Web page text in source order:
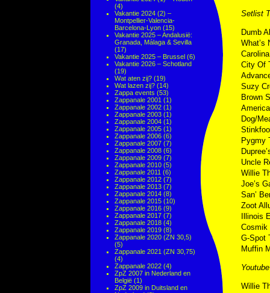
(4)
Vakantie 2024 (2) –
Montpellier-Valencia-
Barcelona-Lyon (15)
Vakantie 2025 – Andalusië:
Granada, Málaga & Sevilla
(17)
Vakantie 2025 – Brussel (6)
Vakantie 2026 – Schotland
(19)
Wat aten zij? (19)
Wat lazen zij? (14)
Zappa events (53)
Zappanale 2001 (1)
Zappanale 2002 (1)
Zappanale 2003 (1)
Zappanale 2004 (1)
Zappanale 2005 (1)
Zappanale 2006 (6)
Zappanale 2007 (7)
Zappanale 2008 (6)
Zappanale 2009 (7)
Zappanale 2010 (5)
Zappanale 2011 (6)
Zappanale 2012 (7)
Zappanale 2013 (7)
Zappanale 2014 (8)
Zappanale 2015 (10)
Zappanale 2016 (9)
Zappanale 2017 (7)
Zappanale 2018 (4)
Zappanale 2019 (8)
Zappanale 2020 (ZN 30,5)
(5)
Zappanale 2021 (ZN 30,75)
(4)
Zappanale 2022 (4)
ZpZ 2007 in Nederland en
België (1)
ZpZ 2009 in Duitsland en
Setlist
Dumb
What’s
City Of
Suzy
Brown
Dog/
Pygmy
Uncle
Willie
Joe’s
San’
Zoot
Illinois
Cosmik
G-Spot
Muffin
Willie